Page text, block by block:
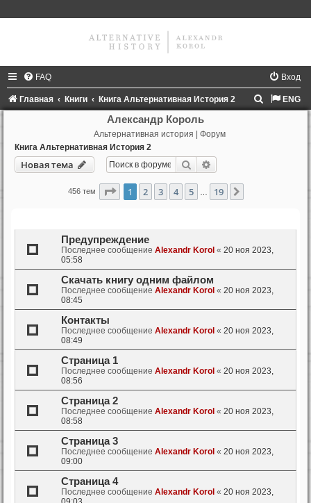
FAQ Вход
Главная Книги Книга Альтернативная История 2 ENG
Александр Король
Альтернативная история | Форум
Книга Альтернативная История 2
Новая тема Поиск
456 тем Страница из 19
1 2 3 4 5 19
Предупреждение
Последнее сообщение Alexandr Korol « 20 ноя 2023,
05:58
Скачать книгу одним файлом
Последнее сообщение Alexandr Korol « 20 ноя 2023,
08:45
Контакты
Последнее сообщение Alexandr Korol « 20 ноя 2023,
08:49
Страница 1
Последнее сообщение Alexandr Korol « 20 ноя 2023,
08:56
Страница 2
Последнее сообщение Alexandr Korol « 20 ноя 2023,
08:58
Страница 3
Последнее сообщение Alexandr Korol « 20 ноя 2023,
09:00
Страница 4
Последнее сообщение Alexandr Korol « 20 ноя 2023,